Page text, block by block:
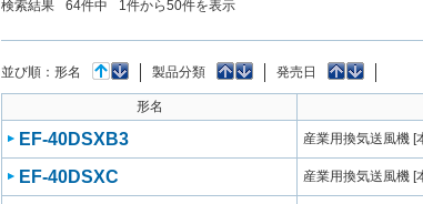
検索結果 64件中 1件から50件を表示
並び順： 形名 製品分類 発売日
形名
EF-40DSXB3 産業用換気送風機 [
EF-40DSXC 産業用換気送風機 [